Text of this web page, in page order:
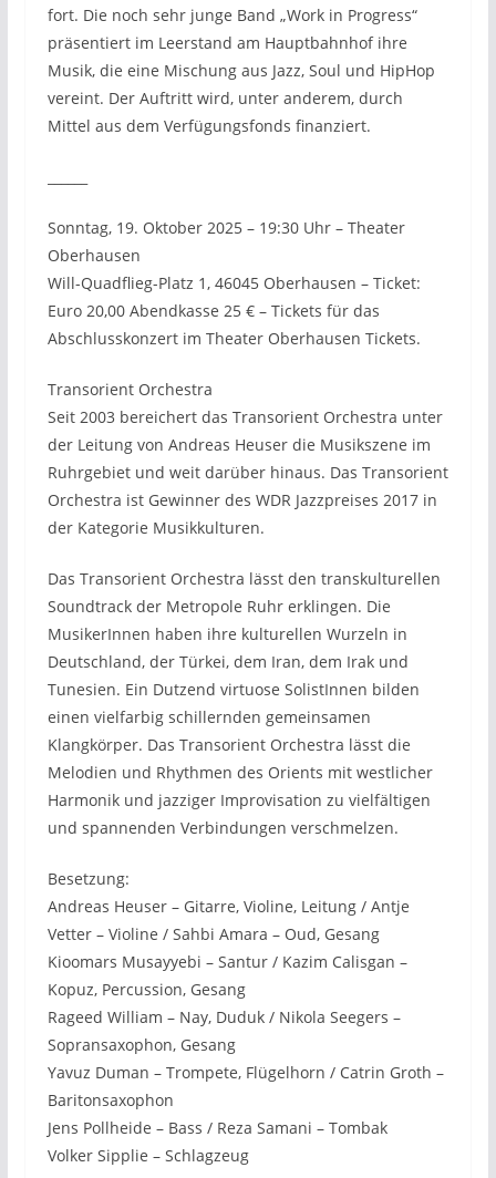
fort. Die noch sehr junge Band „Work in Progress“
präsentiert im Leerstand am Hauptbahnhof ihre
Musik, die eine Mischung aus Jazz, Soul und HipHop
vereint. Der Auftritt wird, unter anderem, durch
Mittel aus dem Verfügungsfonds finanziert.
Sonntag, 19. Oktober 2025 – 19:30 Uhr – Theater
Oberhausen
Will-Quadflieg-Platz 1, 46045 Oberhausen – Ticket:
Euro 20,00 Abendkasse 25 € – Tickets für das
Abschlusskonzert im Theater Oberhausen Tickets.
Transorient Orchestra
Seit 2003 bereichert das Transorient Orchestra unter
der Leitung von Andreas Heuser die Musikszene im
Ruhrgebiet und weit darüber hinaus. Das Transorient
Orchestra ist Gewinner des WDR Jazzpreises 2017 in
der Kategorie Musikkulturen.
Das Transorient Orchestra lässt den transkulturellen
Soundtrack der Metropole Ruhr erklingen. Die
MusikerInnen haben ihre kulturellen Wurzeln in
Deutschland, der Türkei, dem Iran, dem Irak und
Tunesien. Ein Dutzend virtuose SolistInnen bilden
einen vielfarbig schillernden gemeinsamen
Klangkörper. Das Transorient Orchestra lässt die
Melodien und Rhythmen des Orients mit westlicher
Harmonik und jazziger Improvisation zu vielfältigen
und spannenden Verbindungen verschmelzen.
Besetzung:
Andreas Heuser – Gitarre, Violine, Leitung / Antje
Vetter – Violine / Sahbi Amara – Oud, Gesang
Kioomars Musayyebi – Santur / Kazim Calisgan –
Kopuz, Percussion, Gesang
Rageed William – Nay, Duduk / Nikola Seegers –
Sopransaxophon, Gesang
Yavuz Duman – Trompete, Flügelhorn / Catrin Groth –
Baritonsaxophon
Jens Pollheide – Bass / Reza Samani – Tombak
Volker Sipplie – Schlagzeug